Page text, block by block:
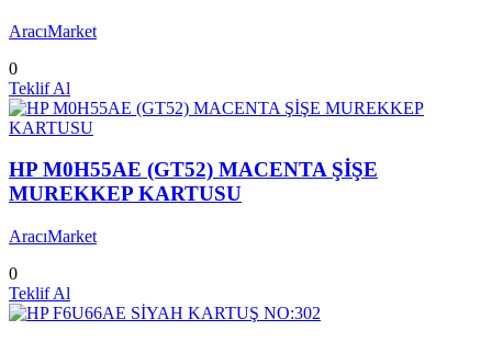
AracıMarket
0
Teklif Al
HP M0H55AE (GT52) MACENTA ŞİŞE
MUREKKEP KARTUSU
AracıMarket
0
Teklif Al